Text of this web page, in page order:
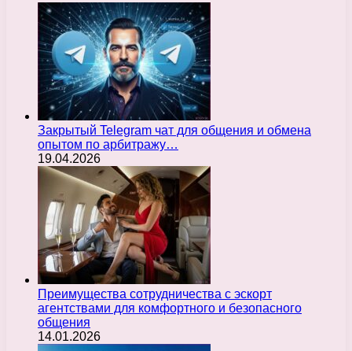
Закрытый Telegram чат для общения и обмена
опытом по арбитражу…
19.04.2026
Преимущества сотрудничества с эскорт
агентствами для комфортного и безопасного
общения
14.01.2026